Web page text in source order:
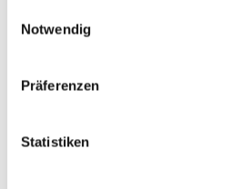
Notwendig
Präferenzen
Statistiken
Gesellschafterstruktur
Unternehmensnetzwerk